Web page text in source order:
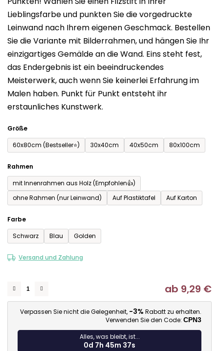
Lieblingsfarbe und punkten Sie die vorgedruckte
Leinwand nach Ihrem eigenen Geschmack. Bestellen
Sie die Variante mit Bilderrahmen, und hängen Sie Ihr
einzigartiges Gemälde an die Wand. Eins steht fest,
das Endergebnis ist ein beeindruckendes
Meisterwerk, auch wenn Sie keinerlei Erfahrung im
Malen haben. Punkt für Punkt entsteht ihr
erstaunliches Kunstwerk.
Größe
60x80cm (Bestseller⭐)
30x40cm 40x50cm 80x100cm
Rahmen
mit Innenrahmen aus Holz (Empfohlen👍)
ohne Rahmen (nur Leinwand)
Auf Plastiktafel Auf Karton
Farbe
Schwarz
Blau Golden
Versand und Zahlung
ab 9,29 €
Verpassen Sie nicht die Gelegenheit, -3% Rabatt zu erhalten.
Verwenden Sie den Code: CPN3
Alles, was bleibt, ist...
0d 7h 45m 37s
5
Sternen.